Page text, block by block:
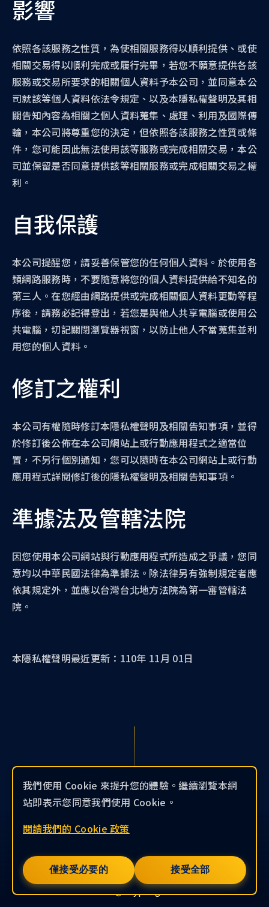
影響
依照各該服務之性質，為使相關服務得以順利提供、或使
相關交易得以順利完成或履行完畢，若您不願意提供各該
服務或交易所要求的相關個人資料予本公司，並同意本公
司就該等個人資料依法令規定、以及本隱私權聲明及其相
關告知內容為相關之個人資料蒐集、處理、利用及國際傳
輸，本公司將尊重您的決定，但依照各該服務之性質或條
件，您可能因此無法使用該等服務或完成相關交易，本公
司並保留是否同意提供該等相關服務或完成相關交易之權
利。
自我保護
本公司提醒您，請妥善保管您的任何個人資料。於使用各
類網路服務時，不要隨意將您的個人資料提供給不知名的
第三人。在您經由網路提供或完成相關個人資料更動等程
序後，請務必記得登出，若您是與他人共享電腦或使用公
共電腦，切記關閉瀏覽器視窗，以防止他人不當蒐集並利
用您的個人資料。
修訂之權利
本公司有權隨時修訂本隱私權聲明及相關告知事項，並得
於修訂後公佈在本公司網站上或行動應用程式之適當位
置，不另行個別通知，您可以隨時在本公司網站上或行動
應用程式詳閱修訂後的隱私權聲明及相關告知事項。
準據法及管轄法院
因您使用本公司網站與行動應用程式所造成之爭議，您同
意均以中華民國法律為準據法。除法律另有強制規定者應
依其規定外，並應以台灣台北地方法院為第一審管轄法
院。
本隱私權聲明最近更新：110年 11月 01日
contact@kryptogo.com
我們使用 Cookie 來提升您的體驗。繼續瀏覽本網
站即表示您同意我們使用 Cookie。
閱讀我們的 Cookie 政策
僅接受必要的 接受全部